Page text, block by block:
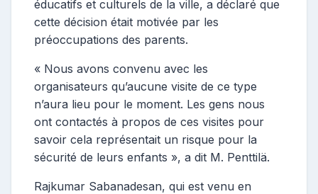
éducatifs et culturels de la ville, a déclaré que
cette décision était motivée par les
préoccupations des parents.
« Nous avons convenu avec les
organisateurs qu’aucune visite de ce type
n’aura lieu pour le moment. Les gens nous
ont contactés à propos de ces visites pour
savoir cela représentait un risque pour la
sécurité de leurs enfants », a dit M. Penttilä.
Rajkumar Sabanadesan, qui est venu en